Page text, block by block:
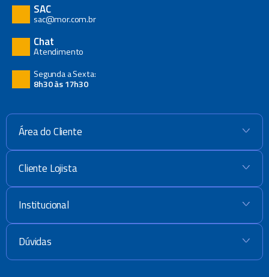
SAC
sac@mor.com.br
Chat
Atendimento
Segunda a Sexta:
8h30 às 17h30
Área do Cliente +
Cliente Lojista +
Institucional +
Dúvidas +